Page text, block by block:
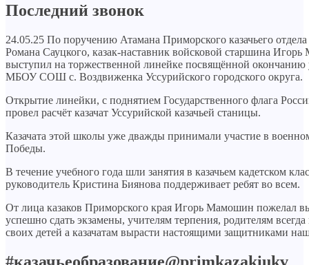
Последний звонок
24.05.25 По поручению Атамана Приморского казачьего
Романа Сауцкого, казак-наставник войсковой старшина
выступил на торжественной линейке посвящённой окончанию
МБОУ СОШ с. Воздвиженка Уссурийского городского округа.
Открытие линейки, с поднятием Государственного флага
провел расчёт казачат Уссурийской казачьей станицы.
Казачата этой школы уже дважды принимали участие в
Победы.
В течение учебного года шли занятия в казачьем кадетском
руководитель Кристина Биянова поддерживает ребят во всем.
От лица казаков Приморского края Игорь Мамошин пожелал
успешно сдать экзамены, учителям терпения, родителям
своих детей а казачатам вырасти настоящими защитниками
#казачьеобразование@primkazakiukv